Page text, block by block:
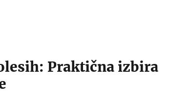
Praktična izbira